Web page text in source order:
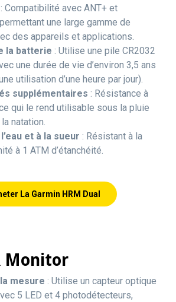
: Compatibilité avec ANT+ et
une large gamme de
des appareils et applications.
la batterie : Utilise une pile CR2032
une durée de vie d’environ 3,5 ans
utilisation d’une heure par jour).
supplémentaires : Résistance à
ce qui le rend utilisable sous la pluie
natation.
et à la sueur : Résistant à la
à 1 ATM d’étanchéité.
La Garmin HRM Dual
Monitor
mesure : Utilise un capteur optique
5 LED et 4 photodétecteurs,